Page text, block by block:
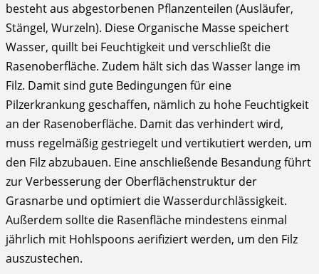
besteht aus abgestorbenen Pflanzenteilen (Ausläufer,
Stängel, Wurzeln). Diese Organische Masse speichert
Wasser, quillt bei Feuchtigkeit und verschließt die
Rasenoberfläche. Zudem hält sich das Wasser lange im
Filz. Damit sind gute Bedingungen für eine
Pilzerkrankung geschaffen, nämlich zu hohe Feuchtigkeit
an der Rasenoberfläche. Damit das verhindert wird,
muss regelmäßig gestriegelt und vertikutiert werden, um
den Filz abzubauen. Eine anschließende Besandung führt
zur Verbesserung der Oberflächenstruktur der
Grasnarbe und optimiert die Wasserdurchlässigkeit.
Außerdem sollte die Rasenfläche mindestens einmal
jährlich mit Hohlspoons aerifiziert werden, um den Filz
auszustechen.